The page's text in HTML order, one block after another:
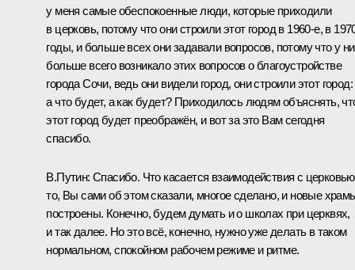
у меня самые обеспокоенные люди, которые приходили
в церковь, потому что они строили этот город в 1960-е, в
годы, и больше всех они задавали вопросов, потому что у
больше всего возникало этих вопросов о благоустройстве
города Сочи, ведь они видели город, они строили этот город:
а что будет, а как будет? Приходилось людям объяснять,
этот город будет преображён, и вот за это Вам сегодня
спасибо.
В.Путин: Спасибо. Что касается взаимодействия с
то, Вы сами об этом сказали, многое сделано, и новые
построены. Конечно, будем думать и о школах при церквях,
и так далее. Но это всё, конечно, нужно уже делать в таком
нормальном, спокойном рабочем режиме и ритме.